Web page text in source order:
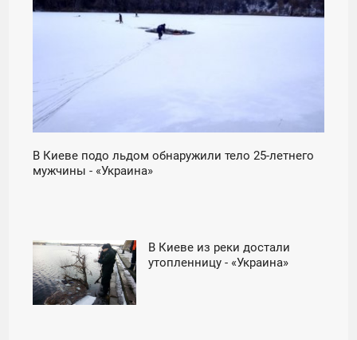
В Киеве подо льдом обнаружили тело 25-летнего
мужчины - «Украина»
В Киеве из реки достали
утопленницу - «Украина»